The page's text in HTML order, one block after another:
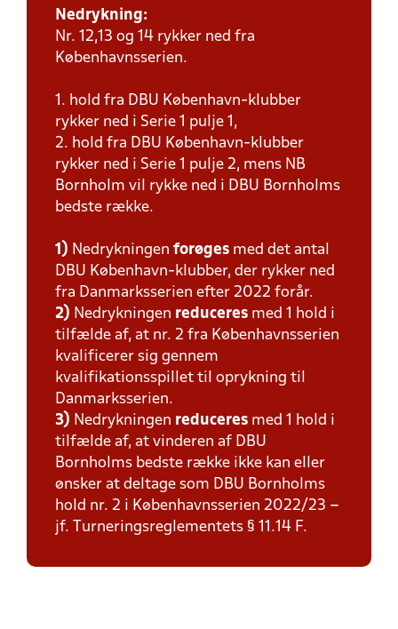
Nedrykning:
Nr. 12,13 og 14 rykker ned fra
Københavnsserien.
1. hold fra DBU København-klubber
rykker ned i Serie 1 pulje 1,
2. hold fra DBU København-klubber
rykker ned i Serie 1 pulje 2, mens NB
Bornholm vil rykke ned i DBU Bornholms
bedste række.
1) Nedrykningen forøges med det antal
DBU København-klubber, der rykker ned
fra Danmarksserien efter 2022 forår.
2) Nedrykningen reduceres med 1 hold i
tilfælde af, at nr. 2 fra Københavnsserien
kvalificerer sig gennem
kvalifikationsspillet til oprykning til
Danmarksserien.
3) Nedrykningen reduceres med 1 hold i
tilfælde af, at vinderen af DBU
Bornholms bedste række ikke kan eller
ønsker at deltage som DBU Bornholms
hold nr. 2 i Københavnsserien 2022/23 –
jf. Turneringsreglementets § 11.14 F.